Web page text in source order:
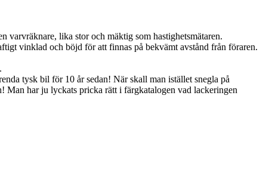
varvräknare, lika stor och mäktig som hastighetsmätaren.
vinklad och böjd för att finnas på bekvämt avstånd från föraren.
tysk bil för 10 år sedan! När skall man istället snegla på
Man har ju lyckats pricka rätt i färgkatalogen vad lackeringen